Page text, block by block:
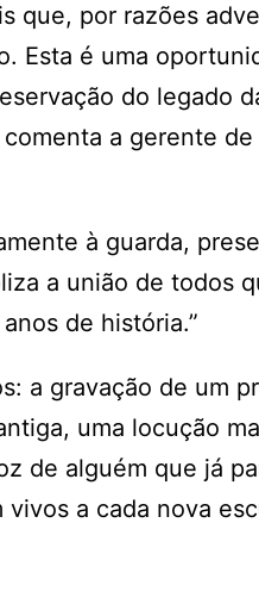
que, por razões
Esta é uma
do legado
a gerente
à guarda,
a união de todos
de história.”
a gravação de um
uma locução
de alguém que já
a cada nova